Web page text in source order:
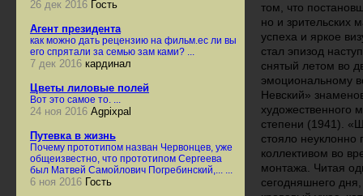
том, что
но и зрительских
успеха и яркое
стал эпизод
снятый летом во
эмоциональному
Невский»
художественного
степени (1941).
стояло
коллективом во
монтажа. Читая
сегодняшнего
26 дек 2016 Гость
Агент президента
как можно дать рецензию на фильм.ес ли вы
его спрятали за семью зам ками? ...
7 дек 2016 кардинал
Цветы лиловые полей
Вот это самое то. ...
24 ноя 2016 Agpixpal
Путевка в жизнь
Почему прототипом назван Червонцев, уже
общеизвестно, что прототипом Сергеева
был Матвей Самойлович Погребинский,... ...
6 ноя 2016 Гость